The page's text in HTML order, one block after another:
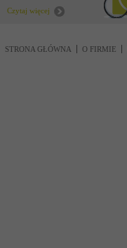
Czytaj więcej
STRONA GŁÓWNA O FIRMIE